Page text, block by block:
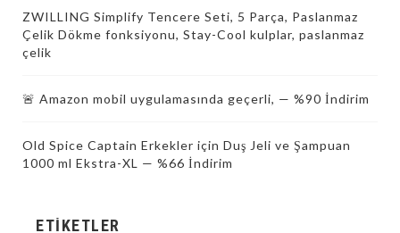
ZWILLING Simplify Tencere Seti, 5 Parça, Paslanmaz
Çelik Dökme fonksiyonu, Stay-Cool kulplar, paslanmaz
çelik
🚨 Amazon mobil uygulamasında geçerli, — %90 İndirim
Old Spice Captain Erkekler için Duş Jeli ve Şampuan
1000 ml Ekstra-XL — %66 İndirim
ETIKETLER